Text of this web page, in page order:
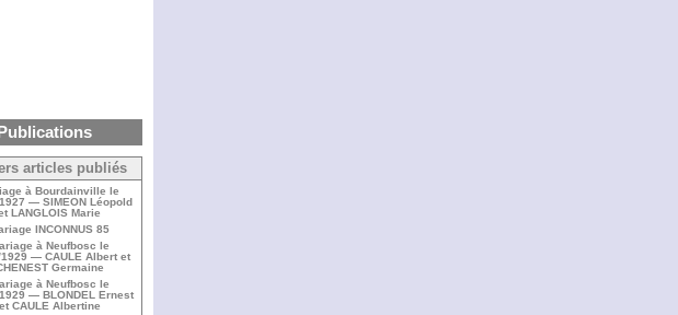
articles publiés
à Bourdainville le
— SIMEON Léopold
LANGLOIS Marie
INCONNUS 85
à Neufbosc le
— CAULE Albert et
Germaine
à Neufbosc le
— BLONDEL Ernest
CAULE Albertine